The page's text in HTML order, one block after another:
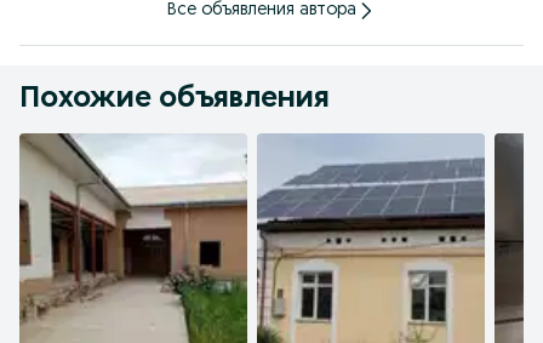
Все объявления автора
Похожие объявления